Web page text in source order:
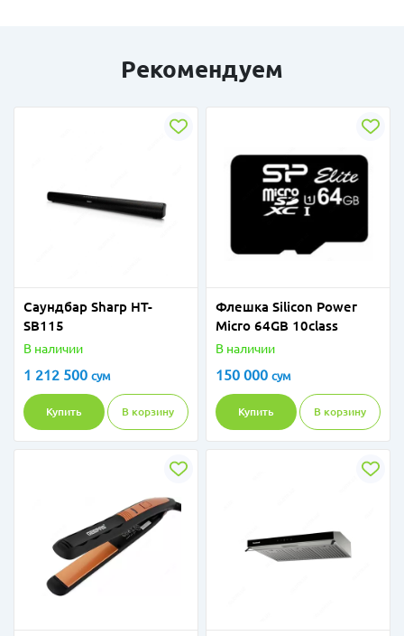
Рекомендуем
Саундбар Sharp HT-
SB115
В наличии
1 212 500 сум
Купить В корзину
Флешка Silicon Power
Micro 64GB 10class
В наличии
150 000 сум
Купить В корзину